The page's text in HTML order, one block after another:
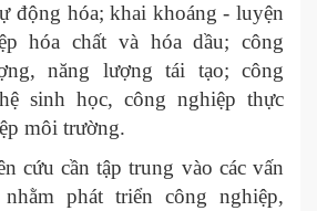
động hóa; khai khoáng - luyện
hóa chất và hóa dầu; công
năng lượng tái tạo; công
sinh học, công nghiệp thực
môi trường.
cứu cần tập trung vào các vấn
phát triển công nghiệp,